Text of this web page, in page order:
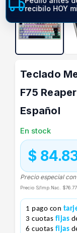
Teclado
F75
Español
En stock
$
Precio especial
Precio S/Imp.Nac.
1 pago con
3 cuotas fijas
6 cuotas fijas
recibilo HOY